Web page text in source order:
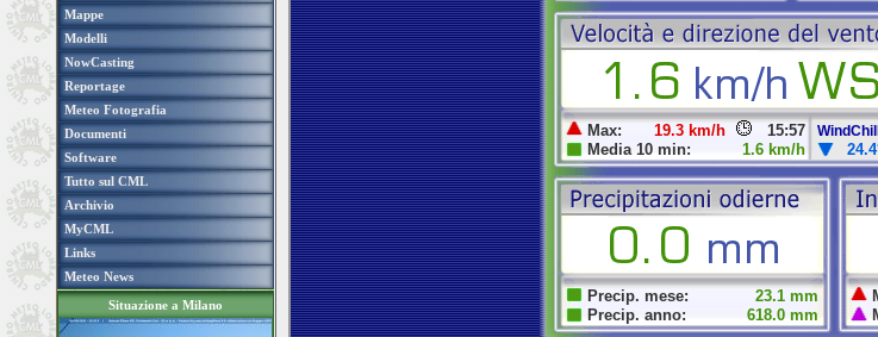
Mappe
Modelli
NowCasting
Reportage
Meteo Fotografia
Documenti
Software
Tutto sul CML
Archivio
MyCML
Links
Meteo News
Situazione a Milano